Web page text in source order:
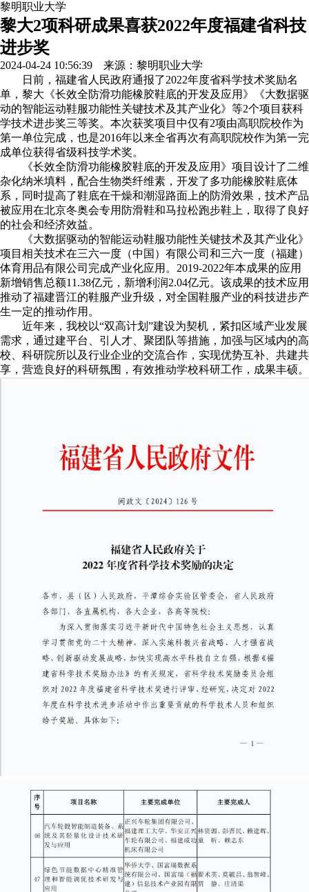
黎明职业大学
黎大2项科研成果喜获2022年度福建省科技
进步奖
2024-04-24 10:56:39 来源：黎明职业大学
日前，福建省人民政府通报了2022年度省科学技术奖励名
单，黎大《长效全防滑功能橡胶鞋底的开发及应用》《大数据驱
动的智能运动鞋服功能性关键技术及其产业化》等2个项目获科
学技术进步奖三等奖。本次获奖项目中仅有2项由高职院校作为
第一单位完成，也是2016年以来全省再次有高职院校作为第一完
成单位获得省级科技学术奖。
《长效全防滑功能橡胶鞋底的开发及应用》项目设计了二维
杂化纳米填料，配合生物类纤维素，开发了多功能橡胶鞋底体
系，同时提高了鞋底在干燥和潮湿路面上的防滑效果，技术产品
被应用在北京冬奥会专用防滑鞋和马拉松跑步鞋上，取得了良好
的社会和经济效益。
《大数据驱动的智能运动鞋服功能性关键技术及其产业化》
项目相关技术在三六一度（中国）有限公司和三六一度（福建）
体育用品有限公司完成产业化应用。2019-2022年本成果的应用
新增销售总额11.38亿元，新增利润2.04亿元。该成果的技术应用
推动了福建晋江的鞋服产业升级，对全国鞋服产业的科技进步产
生一定的推动作用。
近年来，我校以“双高计划”建设为契机，紧扣区域产业发展
需求，通过建平台、引人才、聚团队等措施，加强与区域内的高
校、科研院所以及行业企业的交流合作，实现优势互补、共建共
享，营造良好的科研氛围，有效推动学校科研工作，成果丰硕。